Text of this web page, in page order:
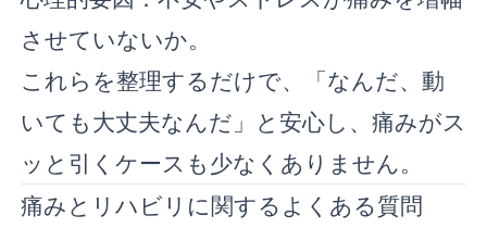
させていないか。
これらを整理するだけで、「なんだ、動
いても大丈夫なんだ」と安心し、痛みがス
ッと引くケースも少なくありません。
痛みとリハビリに関するよくある質問